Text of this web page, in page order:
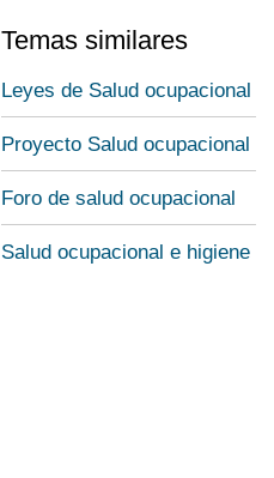
Temas similares
Leyes de Salud ocupacional
Proyecto Salud ocupacional
Foro de salud ocupacional
Salud ocupacional e higiene